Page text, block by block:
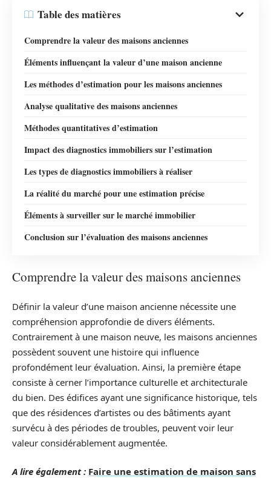
Table des matières
Comprendre la valeur des maisons anciennes
Éléments influençant la valeur d’une maison ancienne
Les méthodes d’estimation pour les maisons anciennes
Analyse qualitative des maisons anciennes
Méthodes quantitatives d’estimation
Impact des diagnostics immobiliers sur l’estimation
Les types de diagnostics immobiliers à réaliser
La réalité du marché pour une estimation précise
Éléments à surveiller sur le marché immobilier
Conclusion sur l’évaluation des maisons anciennes
Comprendre la valeur des maisons anciennes
Définir la valeur d’une maison ancienne nécessite une
compréhension approfondie de divers éléments.
Contrairement à une maison neuve, les maisons anciennes
possèdent souvent une histoire qui influence
profondément leur évaluation. Ainsi, la première étape
consiste à cerner l’importance culturelle et architecturale
du bien. Des édifices ayant une significance historique, tels
que des résidences d’artistes ou des bâtiments ayant
survécu à des périodes de troubles, peuvent voir leur
valeur considérablement augmentée.
A lire également : Faire une estimation de maison sans